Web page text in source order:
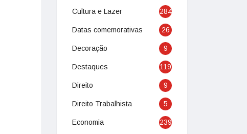
Cultura e Lazer 284
Datas comemorativas 26
Decoração 9
Destaques 119
Direito 9
Direito Trabalhista 5
Economia 239